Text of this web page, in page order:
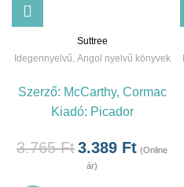
Suttree
Idegennyelvű, Angol nyelvű könyvek
Szerző: McCarthy, Cormac
Kiadó: Picador
3.765Ft3.389 Ft (Online
ár)